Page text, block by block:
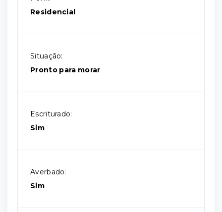
Residencial
Situação:
Pronto para morar
Escriturado:
Sim
Averbado:
Sim